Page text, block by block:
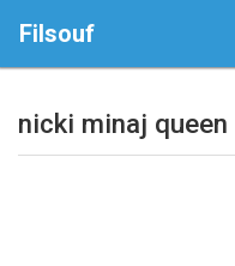
Filsouf
nicki minaj queen